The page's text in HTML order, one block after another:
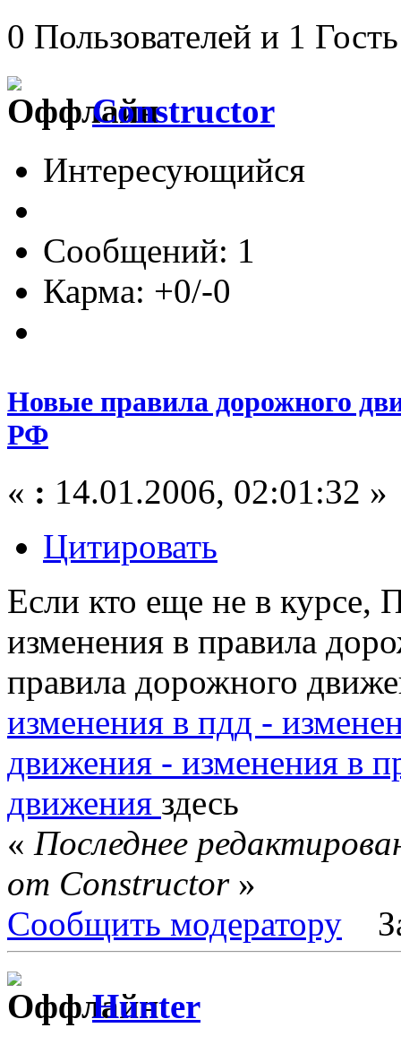
0 Пользователей и 1
Constructor
Интересующийся
Сообщений: 1
Карма: +0/-0
Новые правила дорожного
РФ
« : 14.01.2006, 02:01:32 »
Цитировать
Если кто еще не в курсе,
изменения в правила
правила дорожного
изменения в пдд -
движения - изменения в
движения здесь
« Последнее
от Constructor»
Сообщить модератору
Hunter